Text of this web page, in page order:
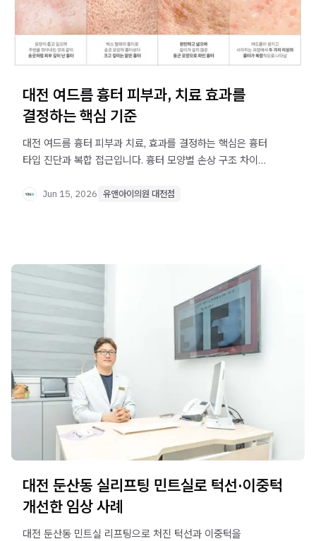
대전 여드름 흉터 피부과, 치료 효과를
결정하는 핵심 기준
대전 여드름 흉터 피부과 치료, 효과를 결정하는 핵심은 흉터
타입 진단과 복합 접근입니다. 흉터 모양별 손상 구조 차이와
Jun 15, 2026 유앤아이의원 대전점
대전 둔산동 실리프팅 민트실로 턱선·이중턱
개선한 임상 사례
대전 둔산동 민트실 리프팅으로 처진 턱선과 이중턱을